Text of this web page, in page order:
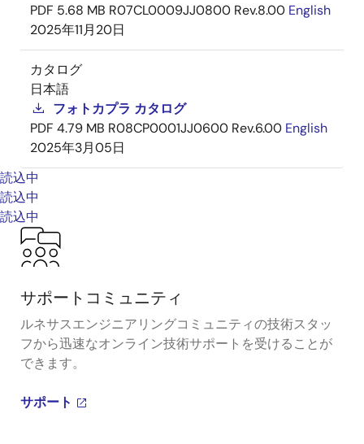
PDF 5.68 MB R07CL0009JJ0800 Rev.8.00 English
2025年11月20日
カタログ
日本語
フォトカプラ カタログ
PDF 4.79 MB R08CP0001JJ0600 Rev.6.00 English
2025年3月05日
読込中
読込中
読込中
サポートコミュニティ
ルネサスエンジニアリングコミュニティの技術スタッ
フから迅速なオンライン技術サポートを受けることが
できます。
サポート